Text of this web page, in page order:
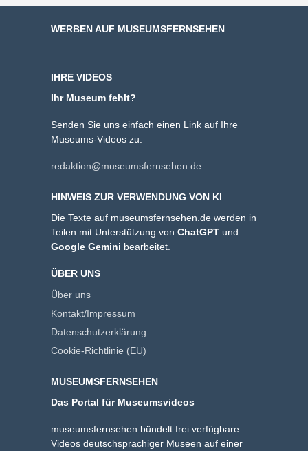
WERBEN AUF MUSEUMSFERNSEHEN
IHRE VIDEOS
Ihr Museum fehlt?
Senden Sie uns einfach einen Link auf Ihre
Museums-Videos zu:
redaktion@museumsfernsehen.de
HINWEIS ZUR VERWENDUNG VON KI
Die Texte auf museumsfernsehen.de werden in
Teilen mit Unterstützung von ChatGPT und
Google Gemini bearbeitet.
ÜBER UNS
Über uns
Kontakt/Impressum
Datenschutzerklärung
Cookie-Richtlinie (EU)
MUSEUMSFERNSEHEN
Das Portal für Museumsvideos
museumsfernsehen bündelt frei verfügbare
Videos deutschsprachiger Museen auf einer